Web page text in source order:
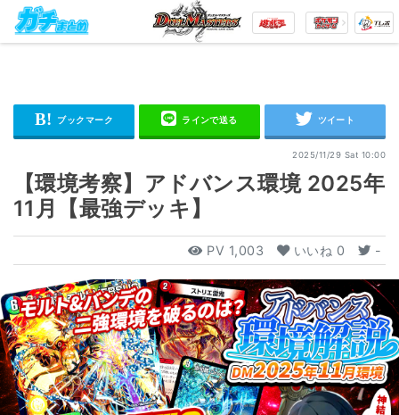
2025/11/29 Sat 10:00
【環境考察】アドバンス環境 2025年
11月【最強デッキ】
PV 1,003 いいね 0 -